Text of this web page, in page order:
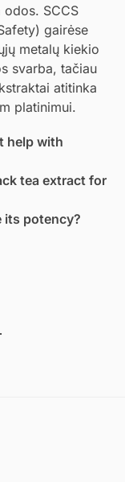
SCCS
gairėse
metalų kiekio
svarba, tačiau
atitinka
platinimui.
help with
tea extract for
its potency?